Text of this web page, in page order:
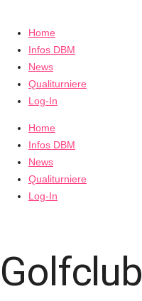
Home
Infos DBM
News
Qualiturniere
Log-In
Home
Infos DBM
News
Qualiturniere
Log-In
Golfclub